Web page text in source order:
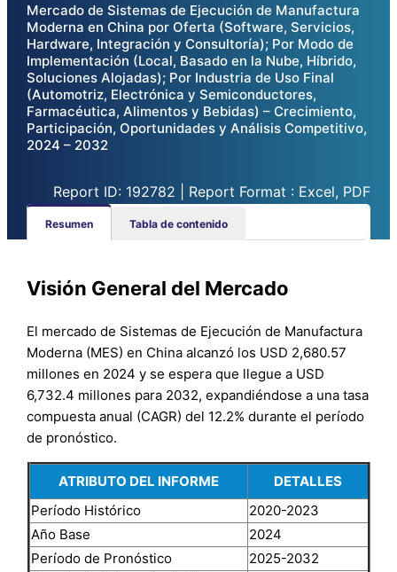
Mercado de Sistemas de Ejecución de Manufactura
Moderna en China por Oferta (Software, Servicios,
Hardware, Integración y Consultoría); Por Modo de
Implementación (Local, Basado en la Nube, Híbrido,
Soluciones Alojadas); Por Industria de Uso Final
(Automotriz, Electrónica y Semiconductores,
Farmacéutica, Alimentos y Bebidas) – Crecimiento,
Participación, Oportunidades y Análisis Competitivo,
2024 – 2032
Report ID: 192782 | Report Format : Excel, PDF
Resumen Tabla de contenido
Visión General del Mercado
El mercado de Sistemas de Ejecución de Manufactura
Moderna (MES) en China alcanzó los USD 2,680.57
millones en 2024 y se espera que llegue a USD
6,732.4 millones para 2032, expandiéndose a una tasa
compuesta anual (CAGR) del 12.2% durante el período
de pronóstico.
ATRIBUTO DEL INFORME
DETALLES
Período Histórico
2020-2023
Año Base
2024
Período de Pronóstico
2025-2032